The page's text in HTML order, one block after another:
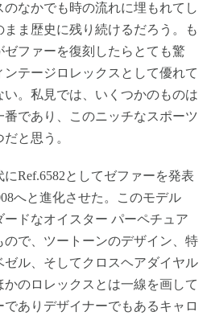
なかでも時の流れに埋もれてし
まま歴史に残り続けるだろう。も
ゼファーを復刻したらとても驚
ンテージロレックスとして優れて
。私見では、いくつかのものは
であり、このニッチなスポーツ
と思う。
Ref.6582としてゼファーを発表
へと進化させた。このモデル
ドなオイスター パーペチュア
ので、ツートーンのデザイン、特
ル、そしてクロスヘアダイヤル
のロレックスとは一線を画して
ありデザイナーでもあるキャロ